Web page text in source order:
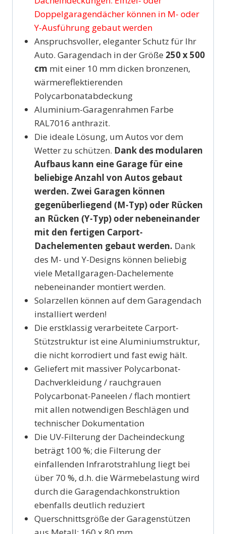
Doppelgaragendächer können in M- oder
Y-Ausführung gebaut werden
Anspruchsvoller, eleganter Schutz für Ihr
Auto. Garagendach in der Größe 250 x 500
cm mit einer 10 mm dicken bronzenen,
wärmereflektierenden
Polycarbonatabdeckung
Aluminium-Garagenrahmen Farbe
RAL7016 anthrazit.
Die ideale Lösung, um Autos vor dem
Wetter zu schützen. Dank des modularen
Aufbaus kann eine Garage für eine
beliebige Anzahl von Autos gebaut
werden. Zwei Garagen können
gegenüberliegend (M-Typ) oder Rücken
an Rücken (Y-Typ) oder nebeneinander
mit den fertigen Carport-
Dachelementen gebaut werden. Dank
des M- und Y-Designs können beliebig
viele Metallgaragen-Dachelemente
nebeneinander montiert werden.
Solarzellen können auf dem Garagendach
installiert werden!
Die erstklassig verarbeitete Carport-
Stützstruktur ist eine Aluminiumstruktur,
die nicht korrodiert und fast ewig hält.
Geliefert mit massiver Polycarbonat-
Dachverkleidung / rauchgrauen
Polycarbonat-Paneelen / flach montiert
mit allen notwendigen Beschlägen und
technischer Dokumentation
Die UV-Filterung der Dacheindeckung
beträgt 100 %; die Filterung der
einfallenden Infrarotstrahlung liegt bei
über 70 %, d.h. die Wärmebelastung wird
durch die Garagendachkonstruktion
ebenfalls deutlich reduziert
Querschnittsgröße der Garagenstützen